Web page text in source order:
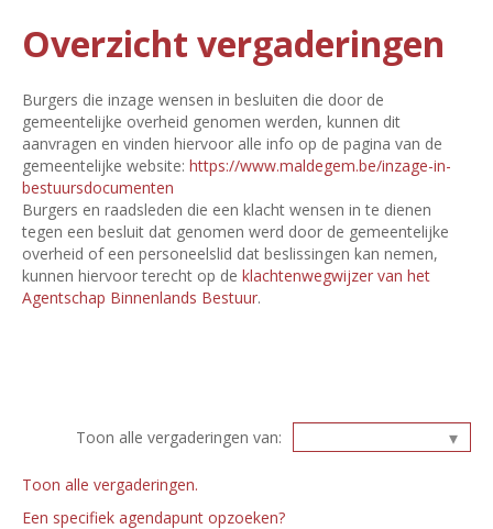
Burgers die inzage wensen in besluiten die door de
gemeentelijke overheid genomen werden, kunnen dit
aanvragen en vinden hiervoor alle info op de pagina van de
gemeentelijke website: https://www.maldegem.be/inzage-in-
bestuursdocumenten
Burgers en raadsleden die een klacht wensen in te dienen
tegen een besluit dat genomen werd door de gemeentelijke
overheid of een personeelslid dat beslissingen kan nemen,
kunnen hiervoor terecht op de klachtenwegwijzer van het
Agentschap Binnenlands Bestuur.
Overzicht vergaderingen
Toon alle vergaderingen van:
Toon alle vergaderingen.
Een specifiek agendapunt opzoeken?